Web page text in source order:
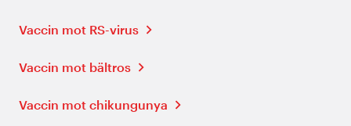
Vaccin mot RS-virus
Vaccin mot bältros
Vaccin mot chikungunya